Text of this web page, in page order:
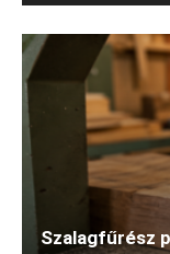
Szalagfűrész